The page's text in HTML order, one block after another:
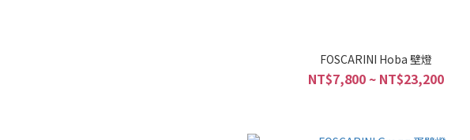
FOSCARINI Hoba 壁燈
NT$7,800 ~ NT$23,200